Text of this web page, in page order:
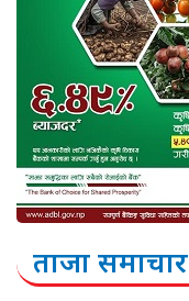
ताजा समाचार